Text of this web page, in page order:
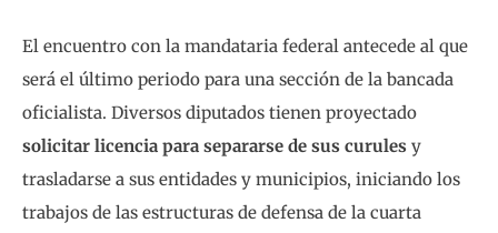
El encuentro con la mandataria federal antecede al que
será el último periodo para una sección de la bancada
oficialista. Diversos diputados tienen proyectado
solicitar licencia para separarse de sus curules y
trasladarse a sus entidades y municipios, iniciando los
trabajos de las estructuras de defensa de la cuarta